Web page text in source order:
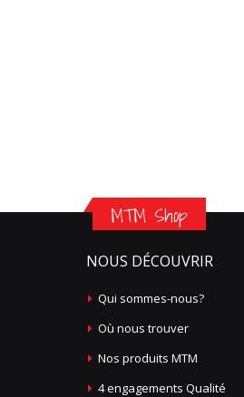
MTM Shop
NOUS DÉCOUVRIR
Qui sommes-nous?
Où nous trouver
Nos produits MTM
4 engagements Qualité